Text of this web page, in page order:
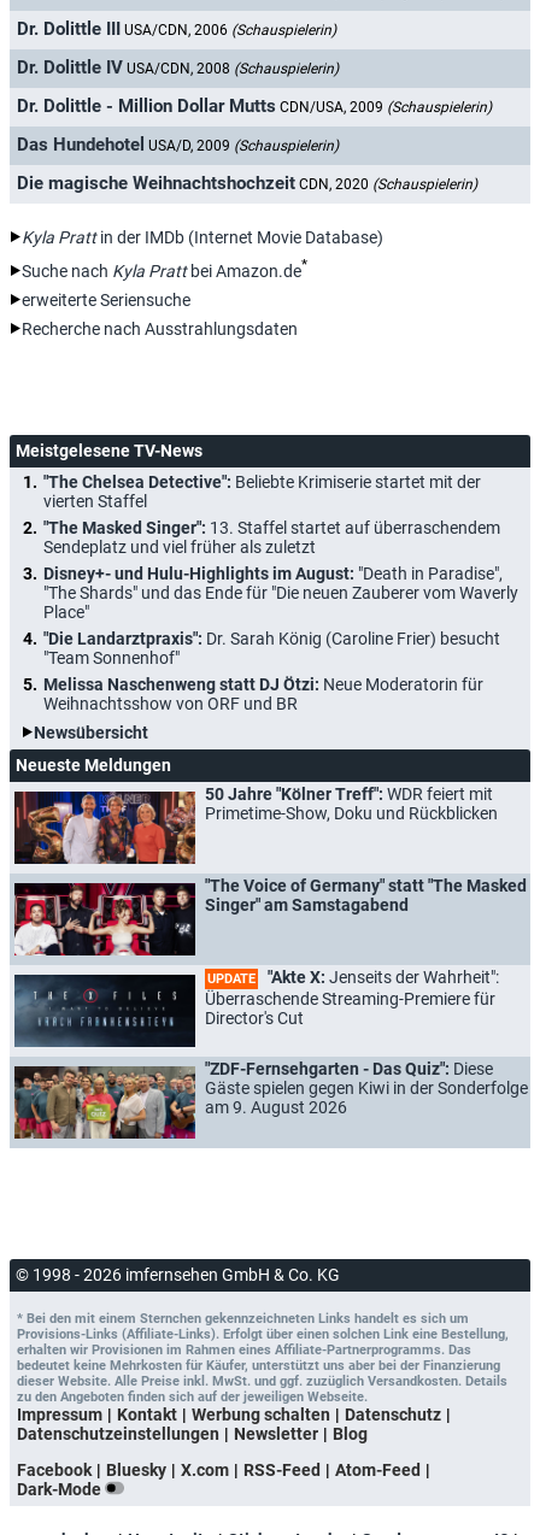
Dr. Dolittle III USA/CDN, 2006 (Schauspielerin)
Dr. Dolittle IV USA/CDN, 2008 (Schauspielerin)
Dr. Dolittle - Million Dollar Mutts CDN/USA, 2009 (Schauspielerin)
Das Hundehotel USA/D, 2009 (Schauspielerin)
Die magische Weihnachtshochzeit CDN, 2020 (Schauspielerin)
Kyla Prattin der IMDb (Internet Movie Database)
Suche nach Kyla Prattbei Amazon.de*
erweiterte Seriensuche
Recherche nach Ausstrahlungsdaten
Meistgelesene TV-News
"The Chelsea Detective": Beliebte Krimiserie startet mit der
vierten Staffel
"The Masked Singer": 13. Staffel startet auf überraschendem
Sendeplatz und viel früher als zuletzt
Disney+- und Hulu-Highlights im August: "Death in Paradise",
"The Shards" und das Ende für "Die neuen Zauberer vom Waverly
Place"
"Die Landarztpraxis": Dr. Sarah König (Caroline Frier) besucht
"Team Sonnenhof"
Melissa Naschenweng statt DJ Ötzi: Neue Moderatorin für
Weihnachtsshow von ORF und BR
Newsübersicht
Neueste Meldungen
50 Jahre "Kölner Treff": WDR feiert mit
Primetime-Show, Doku und Rückblicken
"The Voice of Germany" statt "The Masked
Singer" am Samstagabend
UPDATE "Akte X: Jenseits der Wahrheit":
Überraschende Streaming-Premiere für
Director's Cut
"ZDF-Fernsehgarten - Das Quiz": Diese
Gäste spielen gegen Kiwi in der Sonderfolge
am 9. August 2026
© 1998 - 2026 imfernsehen GmbH & Co. KG
* Bei den mit einem Sternchen gekennzeichneten Links handelt es sich um
Provisions-Links (Affiliate-Links). Erfolgt über einen solchen Link eine Bestellung,
erhalten wir Provisionen im Rahmen eines Affiliate-Partnerprogramms. Das
bedeutet keine Mehrkosten für Käufer, unterstützt uns aber bei der Finanzierung
dieser Website. Alle Preise inkl. MwSt. und ggf. zuzüglich Versandkosten. Details
zu den Angeboten finden sich auf der jeweiligen Webseite.
Impressum Kontakt Werbung schalten
Datenschutz
Datenschutzeinstellungen
Newsletter
Blog
Facebook
Bluesky X.com RSS-Feed
Atom-Feed
Dark-Mode